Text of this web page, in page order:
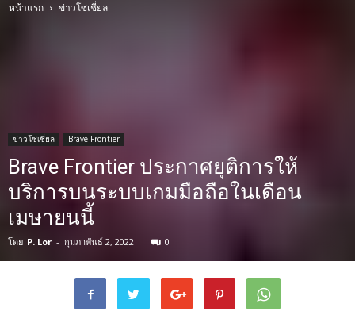
หน้าแรก ข่าวโซเชี่ยล
ข่าวโซเชี่ยล Brave Frontier
Brave Frontier ประกาศยุติการให้
บริการบนระบบเกมมือถือในเดือน
เมษายนนี้
โดย P. Lor - กุมภาพันธ์ 2, 2022 0